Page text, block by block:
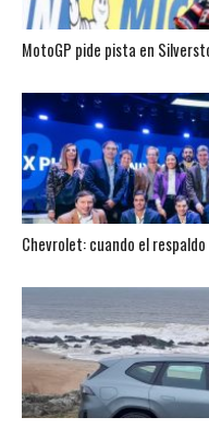
MotoGP pide pista en
Chevrolet: cuando el